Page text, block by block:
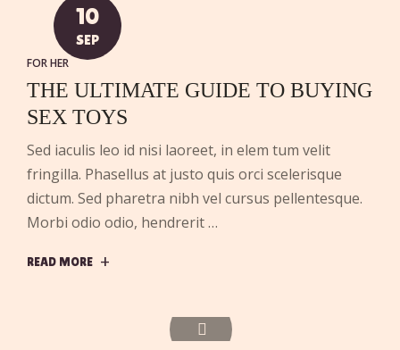
10
SEP
FOR HER
THE ULTIMATE GUIDE TO BUYING
SEX TOYS
Sed iaculis leo id nisi laoreet, in elem tum velit
fringilla. Phasellus at justo quis orci scelerisque
dictum. Sed pharetra nibh vel cursus pellentesque.
Morbi odio odio, hendrerit …
READ MORE